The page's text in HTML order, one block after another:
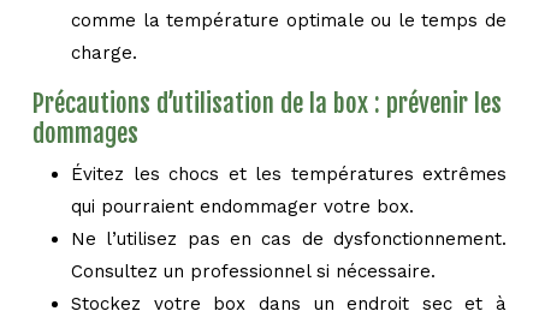
comme la température optimale ou le temps de
charge.
Précautions d’utilisation de la box : prévenir les
dommages
Évitez les chocs et les températures extrêmes
qui pourraient endommager votre box.
Ne l’utilisez pas en cas de dysfonctionnement.
Consultez un professionnel si nécessaire.
Stockez votre box dans un endroit sec et à